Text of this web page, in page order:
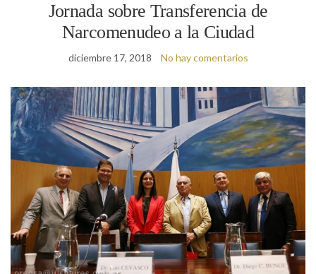
Jornada sobre Transferencia de
Narcomenudeo a la Ciudad
diciembre 17, 2018 No hay comentarios